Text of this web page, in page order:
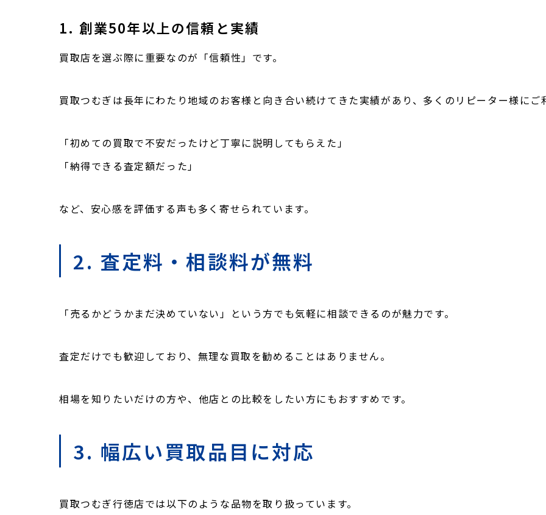
1. 創業50年以上の信頼と実績
買取店を選ぶ際に重要なのが「信頼性」です。
買取つむぎは長年にわたり地域のお客様と向き合い続けてきた実績があり、多くのリピーター様にご
「初めての買取で不安だったけど丁寧に説明してもらえた」
「納得できる査定額だった」
など、安心感を評価する声も多く寄せられています。
2. 査定料・相談料が無料
「売るかどうかまだ決めていない」という方でも気軽に相談できるのが魅力です。
査定だけでも歓迎しており、無理な買取を勧めることはありません。
相場を知りたいだけの方や、他店との比較をしたい方にもおすすめです。
3. 幅広い買取品目に対応
買取つむぎ行徳店では以下のような品物を取り扱っています。